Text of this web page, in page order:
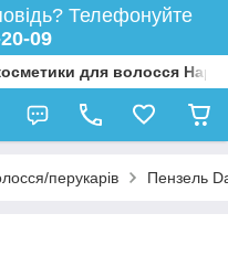
Телефонуйте
09
для волосся
перукарів Пензель